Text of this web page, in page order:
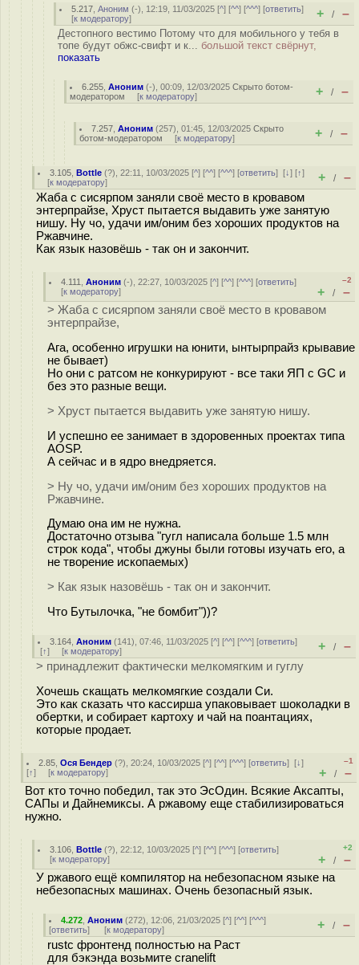
5.217 ,Аноним (-), 12:19, 11/03/2025 [^] [^^] [^^^] [ответить]
[к модератору] + / –
Дестопного вестимо Потому что для мобильного у тебя в
топе будут обжс-свифт и к... большой текст свёрнут,
показать
6.255 ,Аноним (-), 00:09, 12/03/2025Скрыто ботом-
модератором [к модератору] + / –
7.257 ,Аноним (257), 01:45, 12/03/2025Скрыто
ботом-модератором [к модератору] + / –
3.105 ,Bottle (?), 22:11, 10/03/2025 [^] [^^] [^^^] [ответить][↓] [↑]
[к модератору] + / –
Жаба с сисярпом заняли своё место в кровавом
энтерпрайзе, Хруст пытается выдавить уже занятую
нишу. Ну чо, удачи им/оним без хороших продуктов на
Ржавчине.
Как язык назовёшь - так он и закончит.
4.111 ,Аноним (-), 22:27, 10/03/2025 [^] [^^] [^^^] [ответить]
[к модератору]
–2
+ / –
> Жаба с сисярпом заняли своё место в кровавом
энтерпрайзе,
Ага, особенно игрушки на юнити, ынтырпрайз крывавие
не бывает)
Но они с ратсом не конкурируют - все таки ЯП с GC и
без это разные вещи.
> Хруст пытается выдавить уже занятую нишу.
И успешно ее занимает в здоровенных проектах типа
AOSP.
А сейчас и в ядро внедряется.
> Ну чо, удачи им/оним без хороших продуктов на
Ржавчине.
Думаю она им не нужна.
Достаточно отзыва "гугл написала больше 1.5 млн
строк кода", чтобы джуны были готовы изучать его, а
не творение ископаемых)
> Как язык назовёшь - так он и закончит.
Что Бутылочка, "не бомбит"))?
3.164 ,Аноним (141), 07:46, 11/03/2025 [^] [^^] [^^^] [ответить]
[↑] [к модератору] + / –
> принадлежит фактически мелкомягким и гуглу
Хочешь скащать мелкомягкие создали Си.
Это как сказать что кассирша упаковывает шоколадки в
обертки, и собирает картоху и чай на поантациях,
которые продает.
2.85 ,Ося Бендер (?), 20:24, 10/03/2025 [^] [^^] [^^^] [ответить][↓]
[↑] [к модератору]
–1
+ / –
Вот кто точно победил, так это ЭсОдин. Всякие Аксапты,
САПы и Дайнемиксы. А ржавому еще стабилизироваться
нужно.
3.106 ,Bottle (?), 22:12, 10/03/2025 [^] [^^] [^^^] [ответить]
[к модератору]
+2
+ / –
У ржавого ещё компилятор на небезопасном языке на
небезопасных машинах. Очень безопасный язык.
4.272 ,Аноним (272), 12:06, 21/03/2025 [^] [^^] [^^^]
[ответить] [к модератору] + / –
rustc фронтенд полностью на Раст
для бэкэнда возьмите cranelift